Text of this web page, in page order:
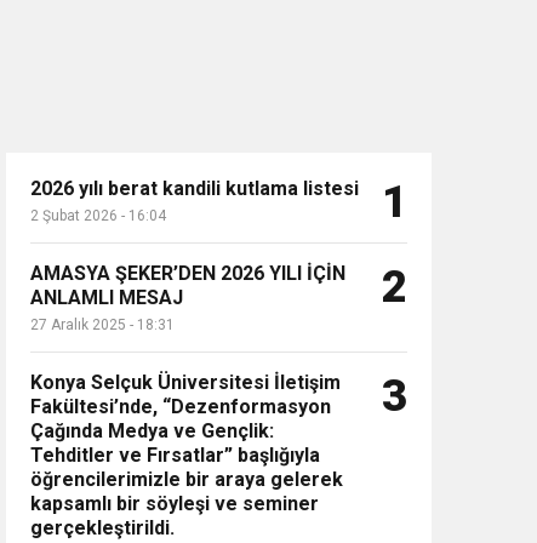
2026 yılı berat kandili kutlama listesi
2 Şubat 2026 - 16:04 1
AMASYA ŞEKER’DEN 2026 YILI İÇİN
ANLAMLI MESAJ
27 Aralık 2025 - 18:31
2
Konya Selçuk Üniversitesi İletişim
Fakültesi’nde, “Dezenformasyon
Çağında Medya ve Gençlik:
Tehditler ve Fırsatlar” başlığıyla
öğrencilerimizle bir araya gelerek
kapsamlı bir söyleşi ve seminer
gerçekleştirildi.
3